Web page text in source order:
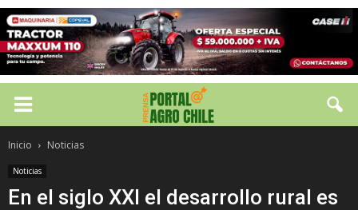
Inicio Noticias
Noticias
En el siglo XXI el desarrollo rural es